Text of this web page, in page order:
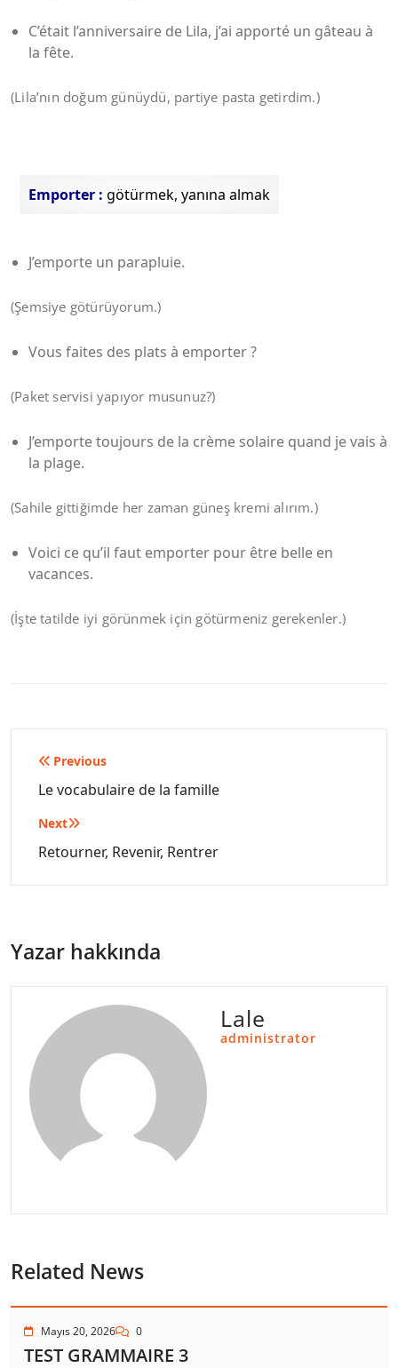
C’était l’anniversaire de Lila, j’ai apporté un gâteau à
la fête.
(Lila’nın doğum günüydü, partiye pasta getirdim.)
Emporter : götürmek, yanına almak
J’emporte un parapluie.
(Şemsiye götürüyorum.)
Vous faites des plats à emporter ?
(Paket servisi yapıyor musunuz?)
J’emporte toujours de la crème solaire quand je vais à
la plage.
(Sahile gittiğimde her zaman güneş kremi alırım.)
Voici ce qu’il faut emporter pour être belle en
vacances.
(İşte tatilde iyi görünmek için götürmeniz gerekenler.)
Yazı
gezinmesi
Previous
Le vocabulaire de la famille
Next
Retourner, Revenir, Rentrer
Yazar hakkında
Lale
administrator
Related News
Mayıs 20, 2026 0
TEST GRAMMAIRE 3